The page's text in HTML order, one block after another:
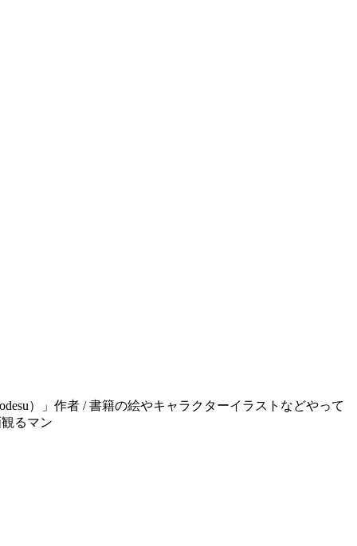
）」作者 / 書籍の絵やキャラクターイラストなどやって
るマン